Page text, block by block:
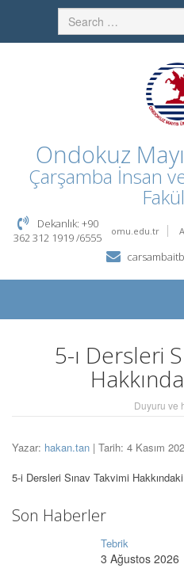
Ondokuz
Çarşamba İnsan
omu.edu.tr
Dekanlık: +90
362 312 1919 /6555
5-ı Dersleri
Duyuru ve
Yazar: hakan.tan | Tarih: 4 Kasım
5-i Dersleri Sınav Takvimi
Son Haberler
Tebrik
3 Ağustos 2026